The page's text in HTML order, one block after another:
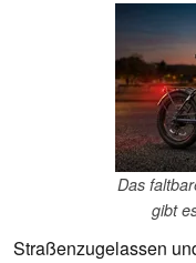
Das
gibt
Straßenzugelassen